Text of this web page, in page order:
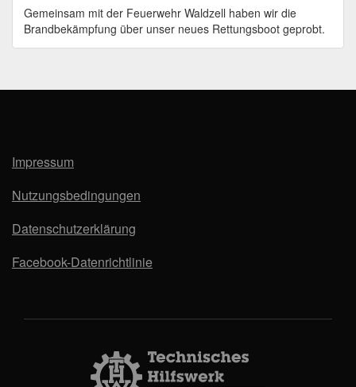
Gemeinsam mit der Feuerwehr Waldzell haben wir die
Brandbekämpfung über unser neues Rettungsboot geprobt.
Impressum
Nutzungsbedingungen
Datenschutzerklärung
Facebook-Datenrichtlinie